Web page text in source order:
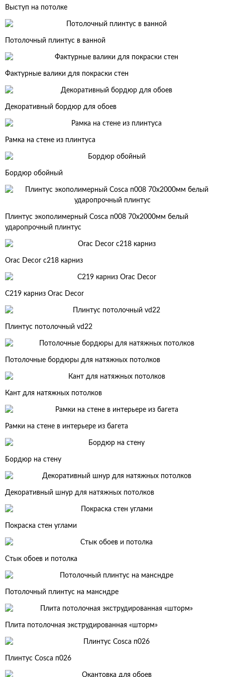
Выступ на потолке
Потолочный плинтус в ванной
Фактурные валики для покраски стен
Декоративный бордюр для обоев
Рамка на стене из плинтуса
Бордюр обойный
Плинтус экополимерный Cosca п008 70х2000мм белый
ударопрочный плинтус
Orac Decor c218 карниз
C219 карниз Orac Decor
Плинтус потолочный vd22
Потолочные бордюры для натяжных потолков
Кант для натяжных потолков
Рамки на стене в интерьере из багета
Бордюр на стену
Декоративный шнур для натяжных потолков
Покраска стен углами
Стык обоев и потолка
Потолочный плинтус на мансндре
Плита потолочная экструдированная «шторм»
Плинтус Cosca п026